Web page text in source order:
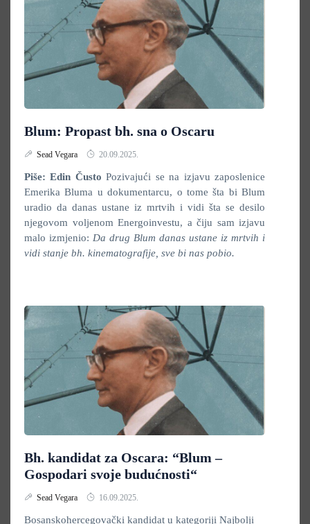
Blum: Propast bh. sna o Oscaru
Sead Vegara 20.09.2025.
Piše: Edin Čusto Pozivajući se na izjavu zaposlenice
Emerika Bluma u dokumentarcu, o tome šta bi Blum
uradio da danas ustane iz mrtvih i vidi šta se desilo
njegovom voljenom Energoinvestu, a čiju sam izjavu
malo izmjenio: Da drug Blum danas ustane iz mrtvih i
vidi stanje bh. kinematografije, sve bi nas pobio.
Bh. kandidat za Oscara: “Blum –
Gospodari svoje budućnosti“
Sead Vegara 16.09.2025.
Bosanskohercegovački kandidat u kategoriji Najbolji